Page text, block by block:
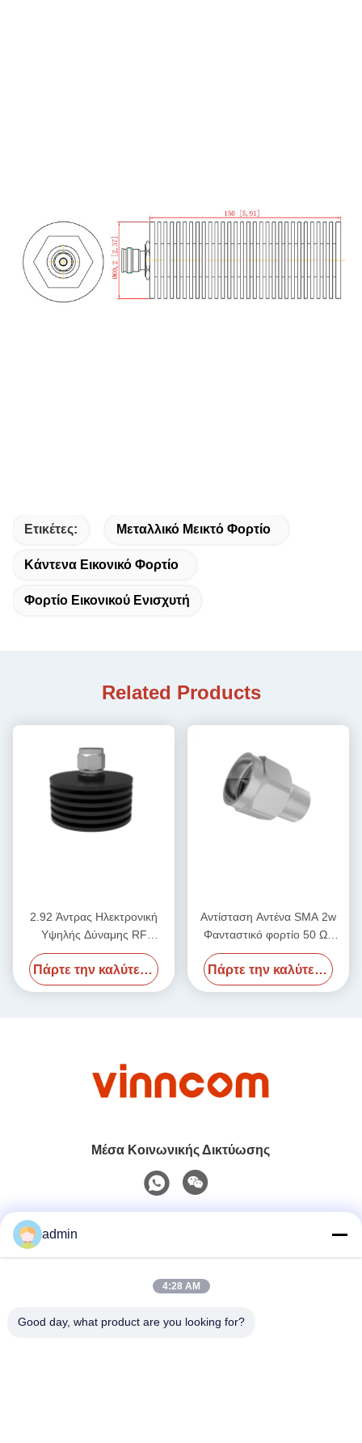
Ετικέτες: Μεταλλικό Μεικτό Φορτίο
Κάντενα Εικονικό Φορτίο
Φορτίο Εικονικού Ενισχυτή
Related Products
2.92 Άντρας Ηλεκτρονική
Υψηλής Δύναμης RF
Φανταστικό φορτίο 50 Ωμ
DC-40GHz 20W Πάρτε την καλύτερη τιμή
Αντίσταση Αντένα SMA 2w
Φανταστικό φορτίο 50 Ωμ
2,4Male 50GHz
Πάρτε την καλύτερη τιμή
Μέσα Κοινωνικής Δικτύωσης
0086-551-65396351
admin
4:28 AM
Good day, what product are you looking for?